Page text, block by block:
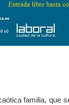
familia, que